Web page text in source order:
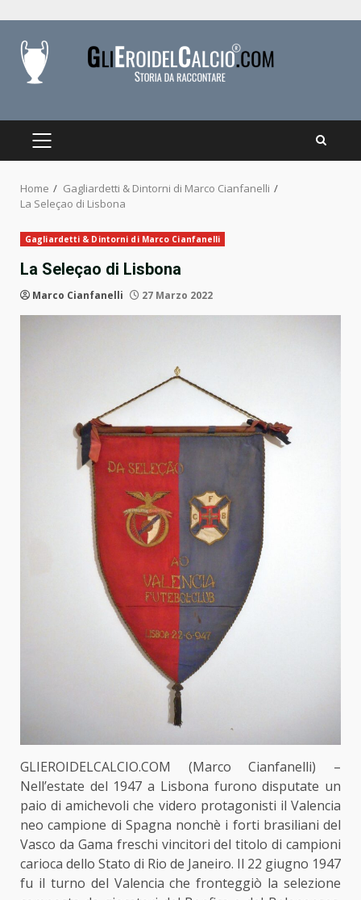
content
PRIMARY
Home
Gagliardetti & Dintorni di Marco Cianfanelli
La Seleçao di Lisbona
Gagliardetti & Dintorni di Marco Cianfanelli
La Seleçao di Lisbona
Marco Cianfanelli 27 Marzo 2022
GLIEROIDELCALCIO.COM (Marco Cianfanelli) –
Nell’estate del 1947 a Lisbona furono disputate un
paio di amichevoli che videro protagonisti il Valencia
neo campione di Spagna nonchè i forti brasiliani del
Vasco da Gama freschi vincitori del titolo di campioni
carioca dello Stato di Rio de Janeiro. Il 22 giugno 1947
fu il turno del Valencia che fronteggiò la selezione